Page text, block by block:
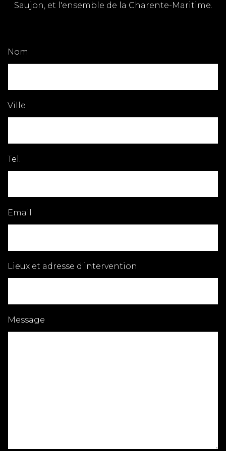
Saujon, et l'ensemble de la Charente-Maritime.
Nom
Ville
Tel.
Email
Lieux et adresse d'intervention
Message